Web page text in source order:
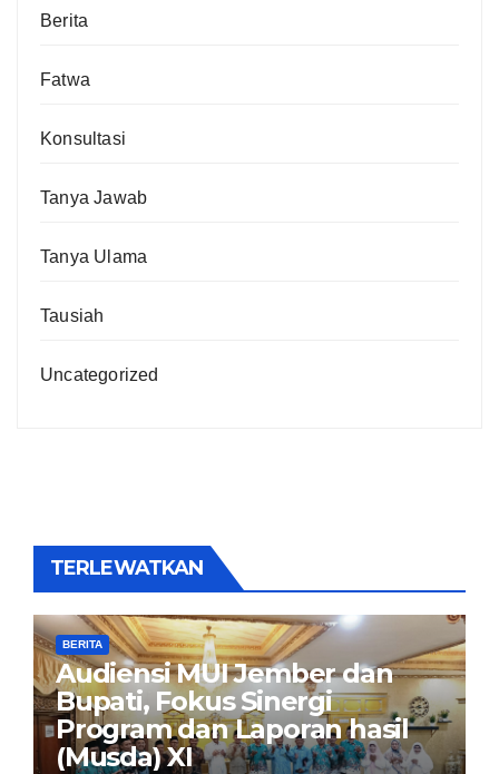
Berita
Fatwa
Konsultasi
Tanya Jawab
Tanya Ulama
Tausiah
Uncategorized
TERLEWATKAN
BERITA
Audiensi MUI Jember dan
Bupati, Fokus Sinergi
Program dan Laporan hasil
(Musda) XI